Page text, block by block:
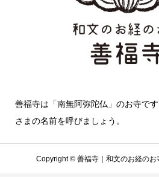
善福寺は「南無阿弥陀仏」のお寺で
さまの名前を呼びましょう。
Copyright ©善福寺｜和文のお経のお